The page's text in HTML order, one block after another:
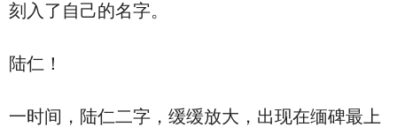
刻入了自己的名字。
陆仁！
一时间，陆仁二字，缓缓放大，出现在缅碑最上